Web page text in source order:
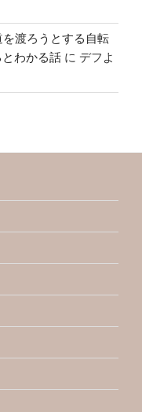
渡ろうとする自転
わかる話 に デフよ